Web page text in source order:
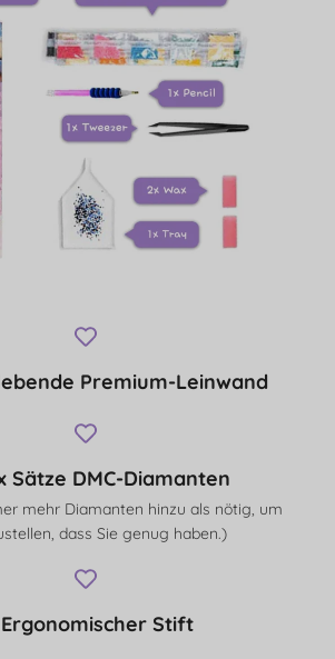
Premium-Leinwand
Sätze DMC-Diamanten
mehr Diamanten hinzu als nötig, um
dass Sie genug haben.)
Ergonomischer Stift